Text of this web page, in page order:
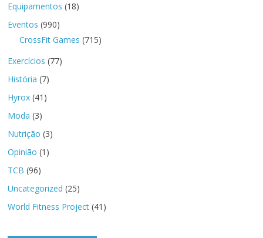
Equipamentos (18)
Eventos (990)
CrossFit Games (715)
Exercícios (77)
História (7)
Hyrox (41)
Moda (3)
Nutrição (3)
Opinião (1)
TCB (96)
Uncategorized (25)
World Fitness Project (41)